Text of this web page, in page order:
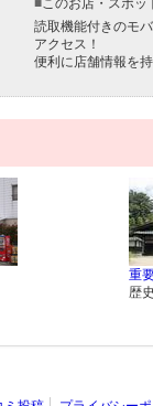
■このお店・スポッ
読取機能付きのモ
アクセス！
便利に店舗情報を
重
歴